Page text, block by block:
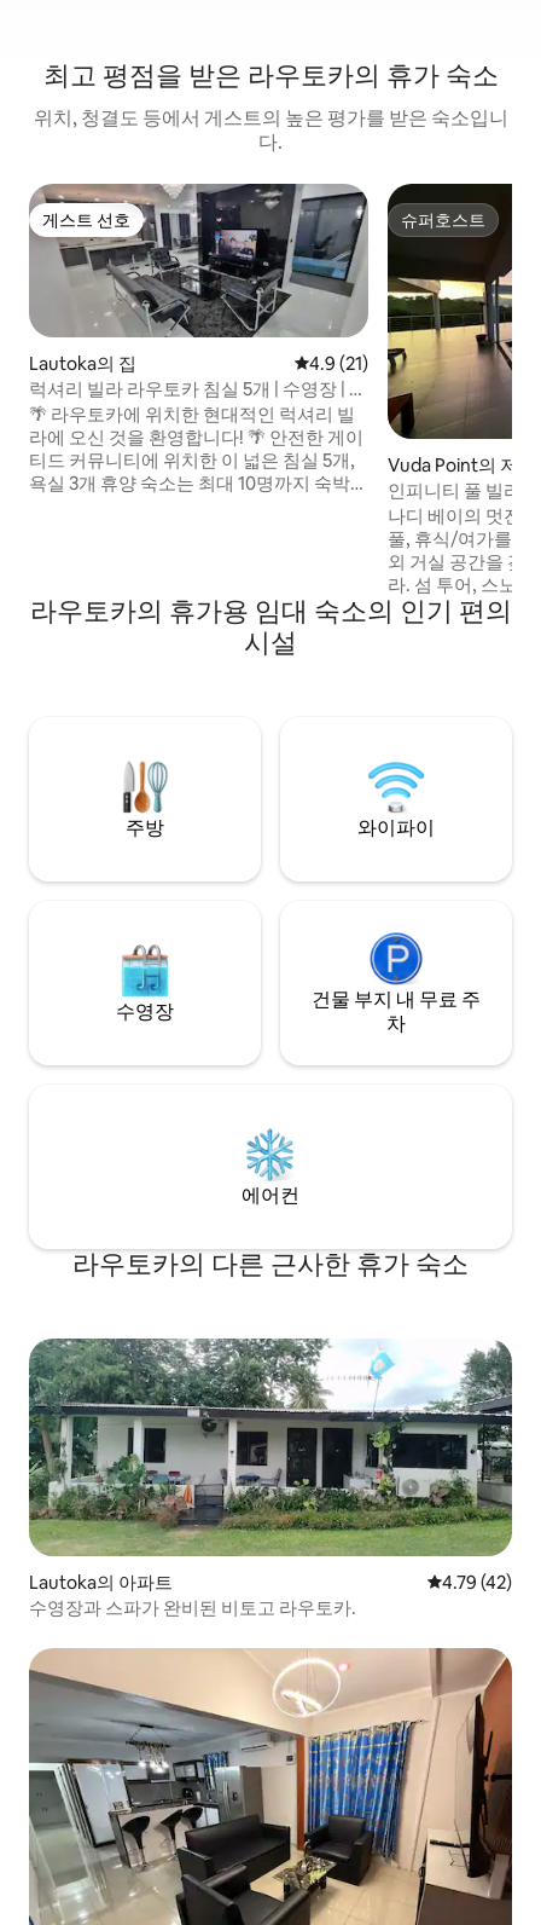
최고 평점을 받은 라우토카의 휴가 숙소
위치, 청결도 등에서 게스트의 높은 평가를 받은 숙소입니
다.
게스트 선호
게스트 선호
Lautoka의 집 평점 4.9점(5점 만점), 후기 21
4.9 (21)
럭셔리 빌라 라우토카 침실 5개 | 수영장 | 에
어컨 | 정문
🌴 라우토카에 위치한 현대적인 럭셔리 빌
라에 오신 것을 환영합니다! 🌴 안전한 게이
티드 커뮤니티에 위치한 이 넓은 침실 5개,
욕실 3개 휴양 숙소는 최대 10명까지 숙박할
골프 클럽 및 병원까지 15~20분 안전하고
평화로운 분위기 웨스턴 디비전에서 편안
슈퍼호스트
슈퍼호스트
Vuda Point의 저택
인피니티 풀 빌라
나디 베이의 멋진
풀, 휴식/여가를 즐
외 거실 공간을 갖
라. 섬 투어, 스노
있는 한적한 해변
입니다. 나디 공항
라우토카의 휴가용 임대 숙소의 인기 편의
시설
주방 와이파이
수영장
건물 부지 내 무료 주
차
에어컨
라우토카의 다른 근사한 휴가 숙소
Lautoka의 아파트 평점 4.79점
4.79 (42)
수영장과 스파가 완비된 비토고 라우토카.